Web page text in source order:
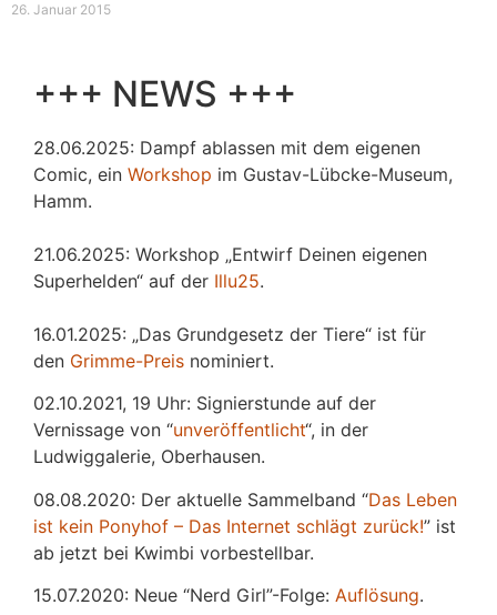
26. Januar 2015
+++ NEWS +++
28.06.2025: Dampf ablassen mit dem eigenen
Comic, ein Workshop im Gustav-Lübcke-Museum,
Hamm.
21.06.2025: Workshop „Entwirf Deinen eigenen
Superhelden“ auf der Illu25.
16.01.2025: „Das Grundgesetz der Tiere“ ist für
den Grimme-Preis nominiert.
02.10.2021, 19 Uhr: Signierstunde auf der
Vernissage von “unveröffentlicht“, in der
Ludwiggalerie, Oberhausen.
08.08.2020: Der aktuelle Sammelband “Das Leben
ist kein Ponyhof – Das Internet schlägt zurück!” ist
ab jetzt bei Kwimbi vorbestellbar.
15.07.2020: Neue “Nerd Girl”-Folge: Auflösung.